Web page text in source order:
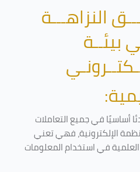
النزاهـــة
بيئــة
أساسيًا في جميع التعاملات
الإلكترونية، فهي تعني
العلمية في استخدام المعلومات